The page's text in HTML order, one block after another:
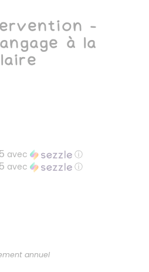
-
à la
avec
ⓘ
avec ⓘ
annuel